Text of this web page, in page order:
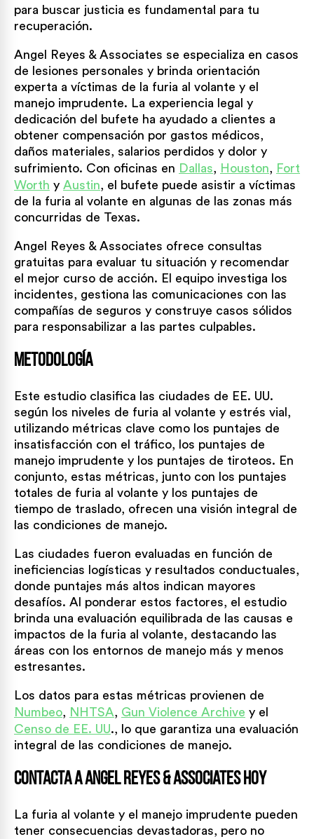
para buscar justicia es fundamental para tu
recuperación.
Angel Reyes & Associates se especializa en casos
de lesiones personales y brinda orientación
experta a víctimas de la furia al volante y el
manejo imprudente. La experiencia legal y
dedicación del bufete ha ayudado a clientes a
obtener compensación por gastos médicos,
daños materiales, salarios perdidos y dolor y
sufrimiento. Con oficinas en Dallas, Houston, Fort
Worth y Austin, el bufete puede asistir a víctimas
de la furia al volante en algunas de las zonas más
concurridas de Texas.
Angel Reyes & Associates ofrece consultas
gratuitas para evaluar tu situación y recomendar
el mejor curso de acción. El equipo investiga los
incidentes, gestiona las comunicaciones con las
compañías de seguros y construye casos sólidos
para responsabilizar a las partes culpables.
Metodología
Este estudio clasifica las ciudades de EE. UU.
según los niveles de furia al volante y estrés vial,
utilizando métricas clave como los puntajes de
insatisfacción con el tráfico, los puntajes de
manejo imprudente y los puntajes de tiroteos. En
conjunto, estas métricas, junto con los puntajes
totales de furia al volante y los puntajes de
tiempo de traslado, ofrecen una visión integral de
las condiciones de manejo.
Las ciudades fueron evaluadas en función de
ineficiencias logísticas y resultados conductuales,
donde puntajes más altos indican mayores
desafíos. Al ponderar estos factores, el estudio
brinda una evaluación equilibrada de las causas e
impactos de la furia al volante, destacando las
áreas con los entornos de manejo más y menos
estresantes.
Los datos para estas métricas provienen de
Numbeo, NHTSA, Gun Violence Archive y el
Censo de EE. UU., lo que garantiza una evaluación
integral de las condiciones de manejo.
Contacta a Angel Reyes & Associates hoy
La furia al volante y el manejo imprudente pueden
tener consecuencias devastadoras, pero no